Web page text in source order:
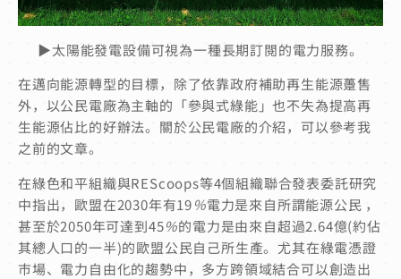
▶太陽能發電設備可視為一種長期訂閱的電力服務。
在邁向能源轉型的目標，除了依靠政府補助再生能源躉售
外，以公民電廠為主軸的「參與式綠能」也不失為提高再
生能源佔比的好辦法。關於公民電廠的介紹，可以參考我
之前的文章。
在綠色和平組織與REScoops等4個組織聯合發表委託研究
中指出，歐盟在2030年有19％電力是來自所謂能源公民 ，
甚至於2050年可達到45％的電力是由來自超過2.64億(約佔
其總人口的一半)的歐盟公民自己所生產。尤其在綠電憑證
市場、電力自由化的趨勢中，多方跨領域結合可以創造出